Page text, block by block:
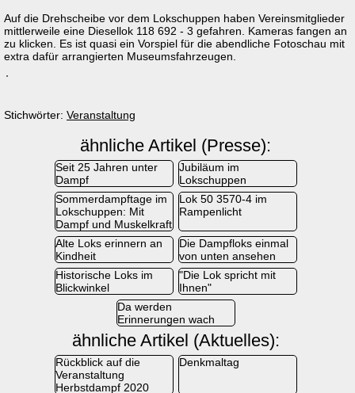
Auf die Drehscheibe vor dem Lokschuppen haben Vereinsmitglieder
mittlerweile eine Diesellok 118 692 - 3 gefahren. Kameras fangen an
zu klicken. Es ist quasi ein Vorspiel für die abendliche Fotoschau mit
extra dafür arrangierten Museumsfahrzeugen.
Stichwörter: Veranstaltung
ähnliche Artikel (Presse):
Seit 25 Jahren unter
Dampf
Jubiläum im
Lokschuppen
Sommerdampftage im
Lokschuppen: Mit
Dampf und Muskelkraft
Lok 50 3570-4 im
Rampenlicht
Alte Loks erinnern an
Kindheit
Die Dampfloks einmal
von unten ansehen
Historische Loks im
Blickwinkel
"Die Lok spricht mit
Ihnen"
Da werden
Erinnerungen wach
ähnliche Artikel (Aktuelles):
Rückblick auf die
Veranstaltung
Herbstdampf 2020
Denkmaltag